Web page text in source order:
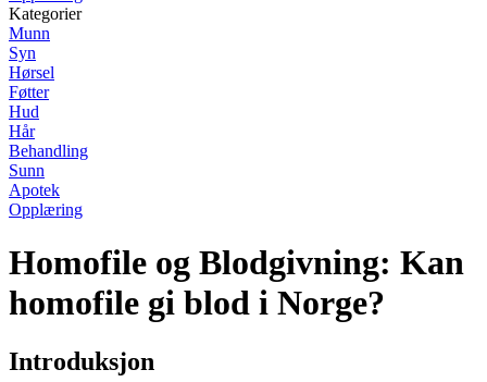
Kategorier
Munn
Syn
Hørsel
Føtter
Hud
Hår
Behandling
Sunn
Apotek
Opplæring
Homofile og Blodgivning: Kan
homofile gi blod i Norge?
Introduksjon